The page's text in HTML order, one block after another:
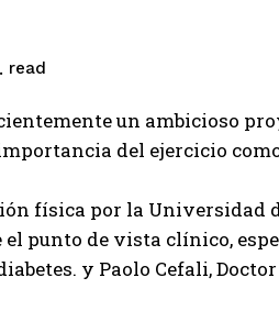
read
un ambicioso
del ejercicio
física por la Universidad
punto de vista clínico,
y Paolo Cefali,